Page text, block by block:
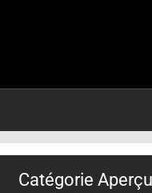
Catégorie